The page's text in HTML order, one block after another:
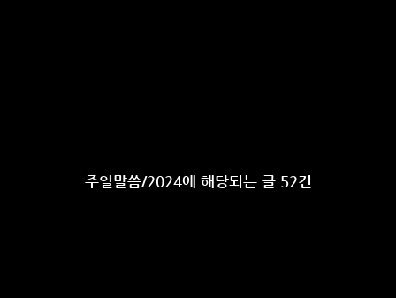
주일말씀/2024에 해당되는 글 52건